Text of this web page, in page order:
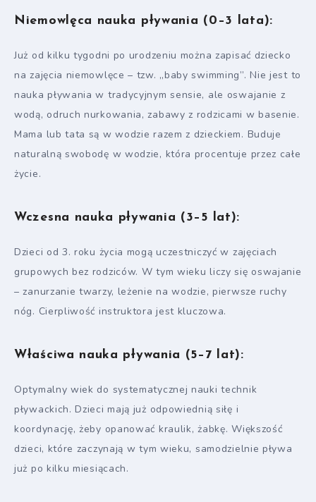
Niemowlęca nauka pływania (0–3 lata):
Już od kilku tygodni po urodzeniu można zapisać dziecko
na zajęcia niemowlęce – tzw. „baby swimming”. Nie jest to
nauka pływania w tradycyjnym sensie, ale oswajanie z
wodą, odruch nurkowania, zabawy z rodzicami w basenie.
Mama lub tata są w wodzie razem z dzieckiem. Buduje
naturalną swobodę w wodzie, która procentuje przez całe
życie.
Wczesna nauka pływania (3–5 lat):
Dzieci od 3. roku życia mogą uczestniczyć w zajęciach
grupowych bez rodziców. W tym wieku liczy się oswajanie
– zanurzanie twarzy, leżenie na wodzie, pierwsze ruchy
nóg. Cierpliwość instruktora jest kluczowa.
Właściwa nauka pływania (5–7 lat):
Optymalny wiek do systematycznej nauki technik
pływackich. Dzieci mają już odpowiednią siłę i
koordynację, żeby opanować kraulik, żabkę. Większość
dzieci, które zaczynają w tym wieku, samodzielnie pływa
już po kilku miesiącach.